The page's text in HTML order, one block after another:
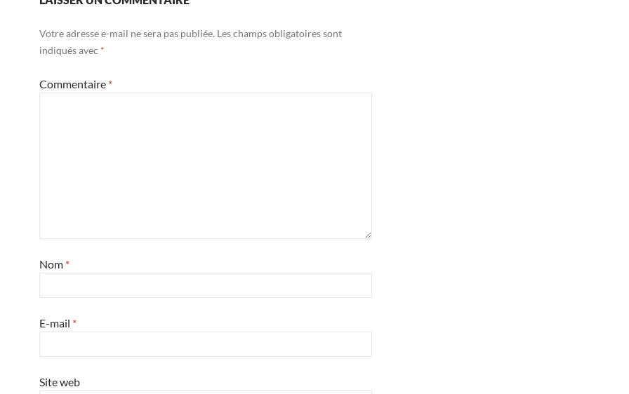
Votre adresse e-mail ne sera pas publiée. Les champs obligatoires sont
indiqués avec *
Commentaire *
Nom *
E-mail *
Site web